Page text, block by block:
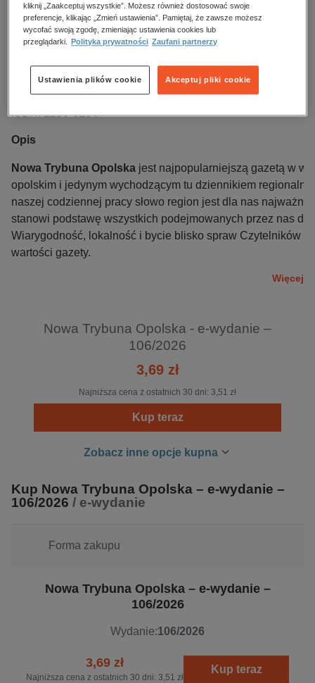
Numer:106/2026
Data dostępności:09.05.2026
Język publikacji:polski
Wydawca:Pro Media
ISBN:1230-6134
Opis
Nowa Trybuna Opolska jest najpopularniejszą gazetą w
opolskim i jedynym wychodzącym tu dziennikiem
naszej codziennej pracy słowo region jest dla nas
stanowi podstawę wszystkich podejmowanych przez nas
Wiarygodność, lokalność i bycie blisko spraw Czytelników
wartości gazety.
Więcej
Nowa Trybuna Opolska - e-wydanie –
106/2026
3,69 zł
Najniższa cena z ostatnich 30 dni: 3,51 zł
Kup teraz
Zobacz inne opcje kupna
Kup Nowa Trybuna Opolska – e-wydanie –
106/2026 / e-wydanie
Forma zakupu
Nowa Trybuna Opolska – e-wydanie –
106/2026
Wydanie:106/2026
3,69 zł
Najniższa cena z ostatnich 30 dni: 3,51 zł
Kup teraz
kliknij „Zaakceptuj wszystkie”. Możesz również dostosować swoje
preferencje, klikając „Zmień ustawienia”. Pamiętaj, że zawsze możesz
wycofać swoją zgodę, zmieniając ustawienia cookies lub
przeglądarki.
Polityka prywatności Zaufani partnerzy
Akceptuj pliki cookie
Ustawienia plików cookie